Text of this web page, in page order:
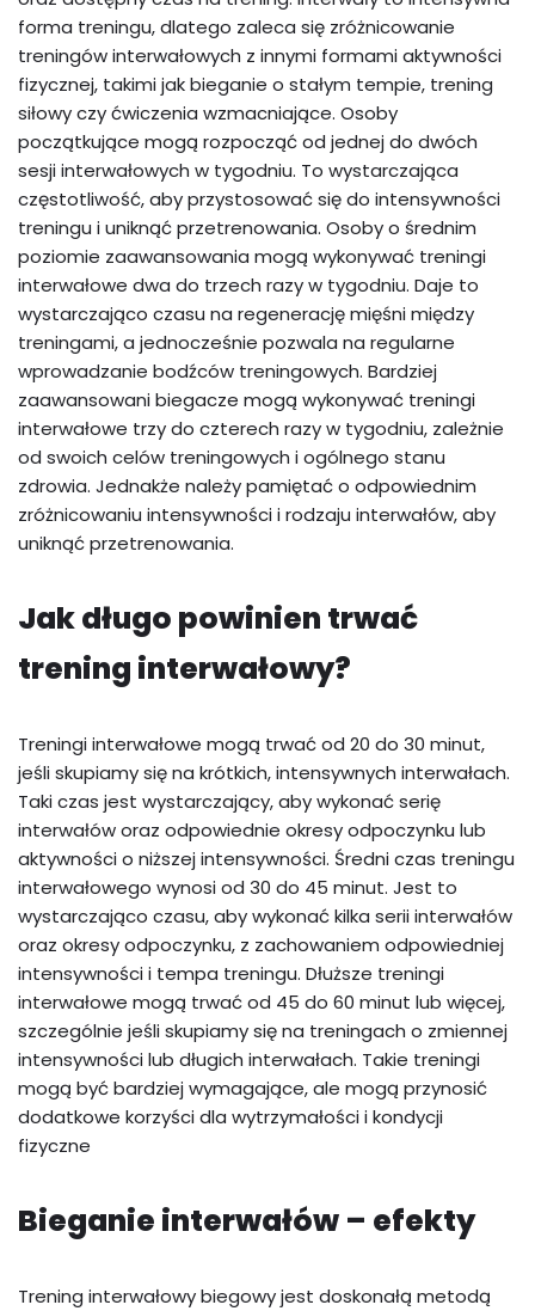
forma treningu, dlatego zaleca się zróżnicowanie
treningów interwałowych z innymi formami aktywności
fizycznej, takimi jak bieganie o stałym tempie, trening
siłowy czy ćwiczenia wzmacniające. Osoby
początkujące mogą rozpocząć od jednej do dwóch
sesji interwałowych w tygodniu. To wystarczająca
częstotliwość, aby przystosować się do intensywności
treningu i uniknąć przetrenowania. Osoby o średnim
poziomie zaawansowania mogą wykonywać treningi
interwałowe dwa do trzech razy w tygodniu. Daje to
wystarczająco czasu na regenerację mięśni między
treningami, a jednocześnie pozwala na regularne
wprowadzanie bodźców treningowych. Bardziej
zaawansowani biegacze mogą wykonywać treningi
interwałowe trzy do czterech razy w tygodniu, zależnie
od swoich celów treningowych i ogólnego stanu
zdrowia. Jednakże należy pamiętać o odpowiednim
zróżnicowaniu intensywności i rodzaju interwałów, aby
uniknąć przetrenowania.
Jak długo powinien trwać
trening interwałowy?
Treningi interwałowe mogą trwać od 20 do 30 minut,
jeśli skupiamy się na krótkich, intensywnych interwałach.
Taki czas jest wystarczający, aby wykonać serię
interwałów oraz odpowiednie okresy odpoczynku lub
aktywności o niższej intensywności. Średni czas treningu
interwałowego wynosi od 30 do 45 minut. Jest to
wystarczająco czasu, aby wykonać kilka serii interwałów
oraz okresy odpoczynku, z zachowaniem odpowiedniej
intensywności i tempa treningu. Dłuższe treningi
interwałowe mogą trwać od 45 do 60 minut lub więcej,
szczególnie jeśli skupiamy się na treningach o zmiennej
intensywności lub długich interwałach. Takie treningi
mogą być bardziej wymagające, ale mogą przynosić
dodatkowe korzyści dla wytrzymałości i kondycji
fizyczne
Bieganie interwałów – efekty
Trening interwałowy biegowy jest doskonałą metodą